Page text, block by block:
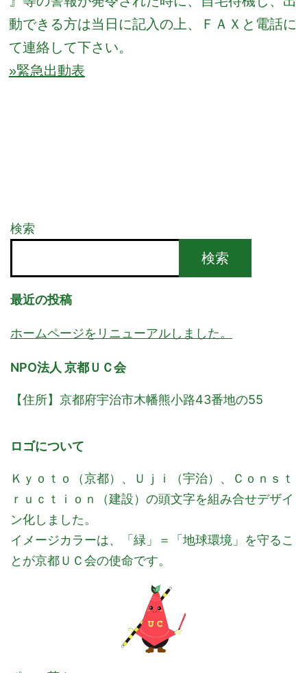
動できる方は当日に記入の上、ＦＡＸと電話に
て連絡して下さい。
»緊急出動表
検索
検索
最近の投稿
ホームページをリニューアルしました。
NPO法人 京都ＵＣ会
【住所】京都府宇治市木幡熊小路43番地の55
ロゴについて
Ｋｙｏｔｏ（京都）、Ｕｊｉ（宇治）、Ｃｏｎｓｔ
ｒｕｃｔｉｏｎ（建設）の頭文字を組み合せデザイ
ン化しました。
イメージカラーは、「緑」＝「地球環境」を守るこ
とが京都ＵＣ会の使命です。